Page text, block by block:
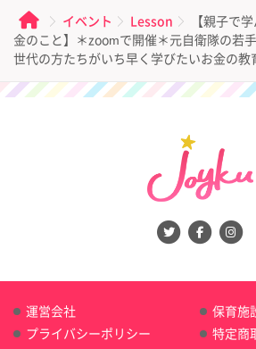
イベント Lesson
【親子で
金のこと】＊zoomで開催＊元自衛隊の若
世代の方たちがいち早く学びたいお金の教
運営会社
保育施
プライバシーポリシー
特定商